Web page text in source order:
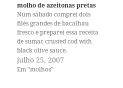
molho de azeitonas pretas
Num sábado comprei dois
filés grandes de bacalhau
fresco e preparei essa receita
de sumac crusted cod with
black olive sauce.
Infelizmente o prato não fez o
sucesso que eu esperava que
julho 25, 2007
Em "molhos"